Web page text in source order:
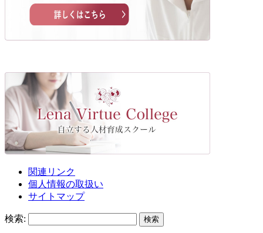
関連リンク
個人情報の取扱い
サイトマップ
検索: